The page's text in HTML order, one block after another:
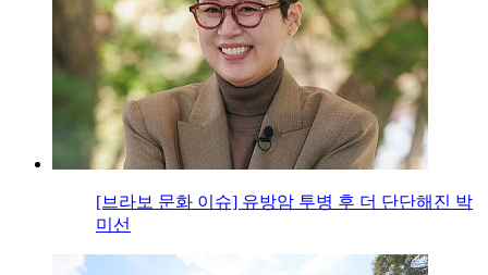
[브라보 문화 이슈] 유방암 투병 후 더 단단해진 박
미선